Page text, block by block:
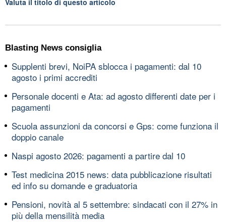
Blasting News consiglia
Supplenti brevi, NoiPA sblocca i pagamenti: dal 10
agosto i primi accrediti
Personale docenti e Ata: ad agosto differenti date per i
pagamenti
Scuola assunzioni da concorsi e Gps: come funziona il
doppio canale
Naspi agosto 2026: pagamenti a partire dal 10
Test medicina 2015 news: data pubblicazione risultati
ed info su domande e graduatoria
Pensioni, novità al 5 settembre: sindacati con il 27% in
più della mensilità media